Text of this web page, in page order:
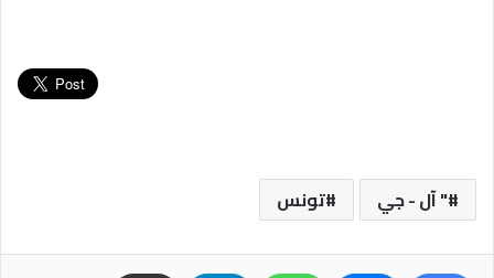
" آل - جي تونس